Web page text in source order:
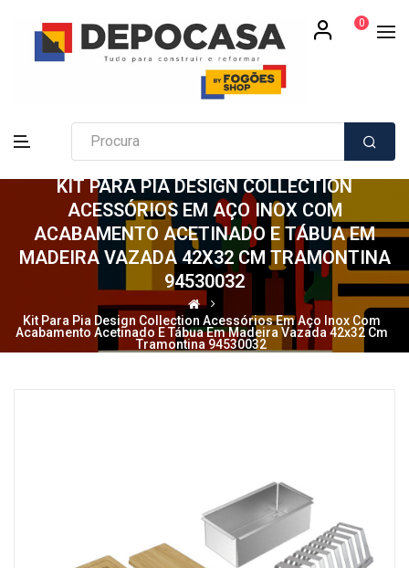
0
KIT PARA PIA DESIGN COLLECTION
ACESSÓRIOS EM AÇO INOX COM
ACABAMENTO ACETINADO E TÁBUA EM
MADEIRA VAZADA 42X32 CM TRAMONTINA
94530032
Kit Para Pia Design Collection Acessórios Em Aço Inox Com
Acabamento Acetinado E Tábua Em Madeira Vazada 42x32 Cm
Tramontina 94530032